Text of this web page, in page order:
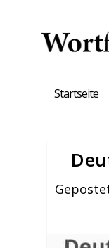
Startseite